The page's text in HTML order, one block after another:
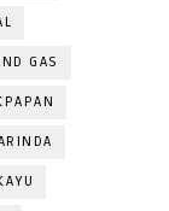
GAS